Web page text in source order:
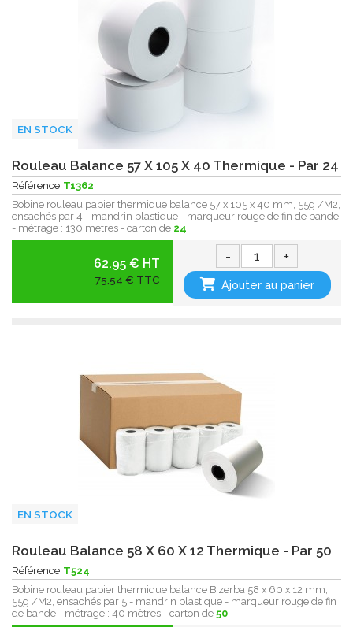
EN STOCK
Rouleau Balance 57 X 105 X 40 Thermique - Par 24
Référence T1362
Bobine rouleau papier thermique balance 57 x 105 x 40 mm, 55g /M2,
ensachés par 4 - mandrin plastique - marqueur rouge de fin de bande
- métrage : 130 mètres - carton de 24
62.95 € HT
75,54 € TTC
- +
Ajouter au panier
EN STOCK
Rouleau Balance 58 X 60 X 12 Thermique - Par 50
Référence T524
Bobine rouleau papier thermique balance Bizerba 58 x 60 x 12 mm,
55g /M2, ensachés par 5 - mandrin plastique - marqueur rouge de fin
de bande - métrage : 40 mètres - carton de 50